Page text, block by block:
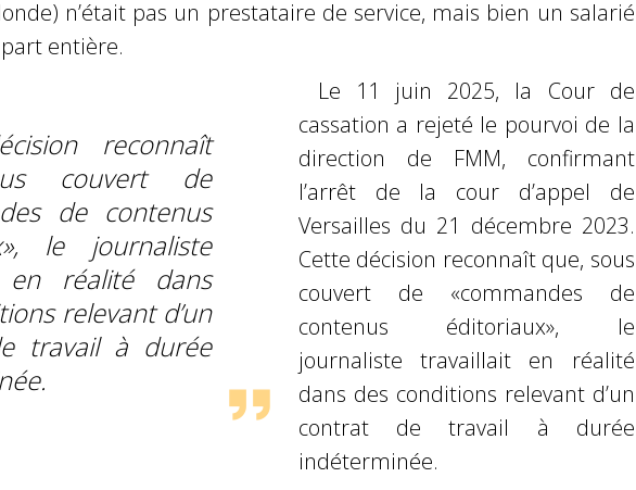
n’était pas un prestataire de service, mais bien un salarié
entière.
reconnaît
couvert de
de contenus
le journaliste
en réalité dans
relevant d’un
travail à durée
Le 11 juin 2025, la Cour de
cassation a rejeté le pourvoi de la
direction de FMM, confirmant
l’arrêt de la cour d’appel de
Versailles du 21 décembre 2023.
Cette décision reconnaît que, sous
couvert de «commandes de
contenus éditoriaux», le
journaliste travaillait en réalité
dans des conditions relevant d’un
contrat de travail à durée
indéterminée.